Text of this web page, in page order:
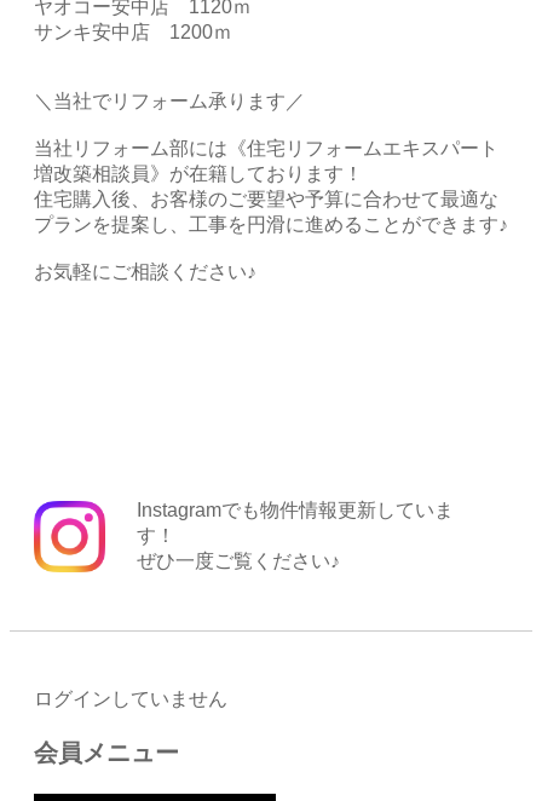
ヤオコー安中店 1120ｍ
サンキ安中店 1200ｍ
＼当社でリフォーム承ります／
当社リフォーム部には《住宅リフォームエキスパート
増改築相談員》が在籍しております！
住宅購入後、お客様のご要望や予算に合わせて最適な
プランを提案し、工事を円滑に進めることができます♪
お気軽にご相談ください♪
Instagramでも物件情報更新していま
す！
ぜひ一度ご覧ください♪
ログインしていません
会員メニュー